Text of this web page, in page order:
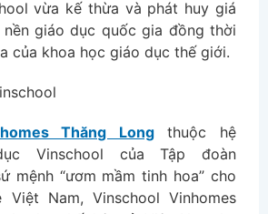
vừa kế thừa và phát huy giá
giáo dục quốc gia đồng thời
của khoa học giáo dục thế giới.
Thăng Longthuộc hệ
Vinschool của Tập đoàn
mệnh “ươm mầm tinh hoa” cho
Nam, Vinschool Vinhomes